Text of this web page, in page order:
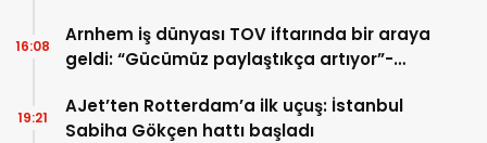
Arnhem iş dünyası TOV iftarında bir araya
geldi: “Gücümüz paylaştıkça artıyor”-
16:08
AJet’ten Rotterdam’a ilk uçuş: İstanbul
Sabiha Gökçen hattı başladı
19:21